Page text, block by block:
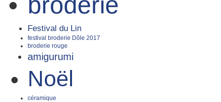
Festival du Lin
festival broderie Dôle 2017
broderie rouge
amigurumi
Noël
céramique